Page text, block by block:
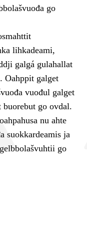
go
lihkadeami,
galgá gulahallat
Oahppit galget
vuođul galget
go ovdal.
nu ahte
suokkardeamis ja
go